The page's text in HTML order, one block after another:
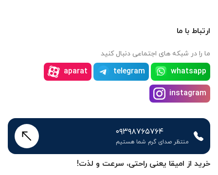
خرید از امیقا یعنی راحتی، سرعت و لذت!
ارتباط با ما
ما را در شبکه های اجتماعی دنبال کنید
whatsapp
telegram
aparat
instagram
۰۹۳۹۸۷۶۵۷۶۴
منتظر صدای گرم شما هستیم